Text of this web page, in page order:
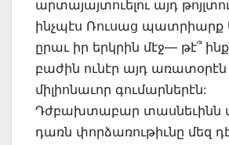
արտայայտուելու այդ
ինչպէս Ռուսաց պատրիարք
ըրաւ իր երկրին մէջ— թէ՞
բաժին ունէր այդ
միլիոնաւոր գումարներէն:
Դժբախտաբար տասնեւինն
դառն փորձառութիւնը մեզ